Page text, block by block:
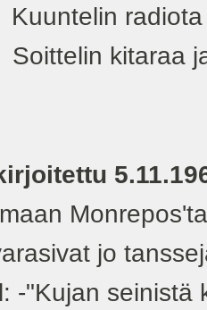
radiota
kitaraa
Monrepos'ta
jo
‑"Kujan